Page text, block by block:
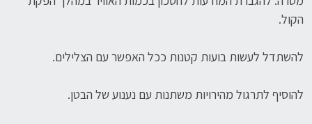
הקול.
להשתדל לעשות בועות קטנות ככל האפשר עם הצלילים.
להוסיף לתרגול מהירויות משתנות עם נענוע של הבטן.